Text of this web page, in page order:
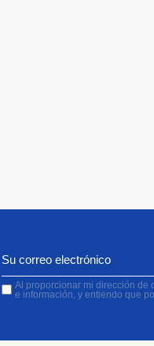
Al proporcionar mi dirección de
e información, y entiendo que